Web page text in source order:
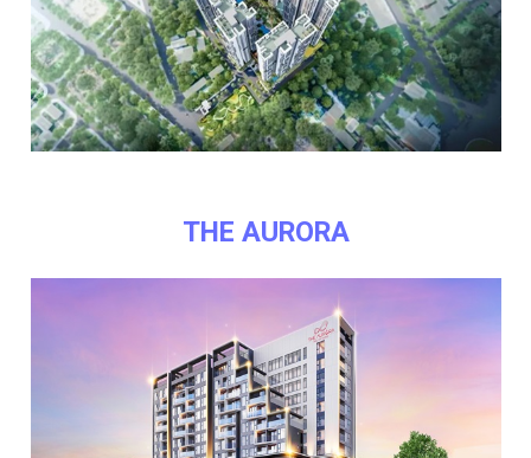
THE AURORA